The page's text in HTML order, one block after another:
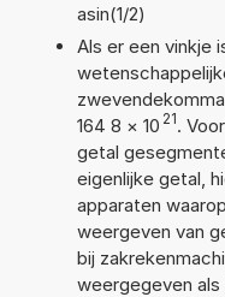
asin(1/2)
Als er een vinkje
164 8 × 10 21.
getal
eigenlijke getal,
apparaten
weergeven van
bij
weergegeven als